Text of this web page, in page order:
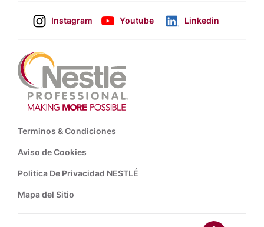
Instagram Youtube Linkedin
Footer
Terminos & Condiciones
Aviso de Cookies
Politica De Privacidad NESTLÉ
Mapa del Sitio